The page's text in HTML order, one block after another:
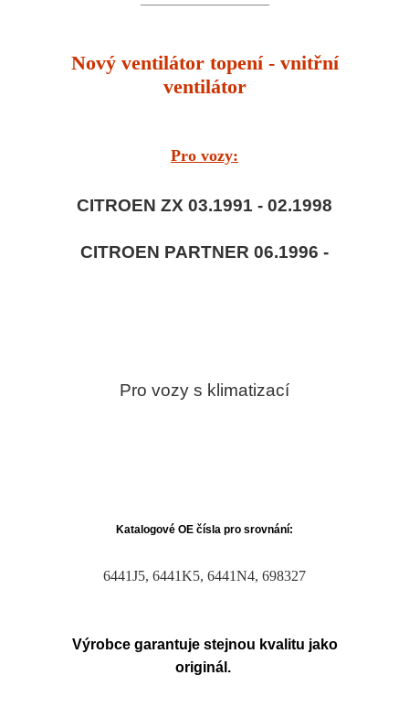
Nový ventilátor topení - vnitřní
ventilátor
Pro vozy:
CITROEN ZX 03.1991 - 02.1998
CITROEN PARTNER 06.1996 -
Pro vozy s klimatizací
Katalogové OE čísla pro srovnání:
6441J5, 6441K5, 6441N4, 698327
Výrobce garantuje stejnou kvalitu jako
originál.